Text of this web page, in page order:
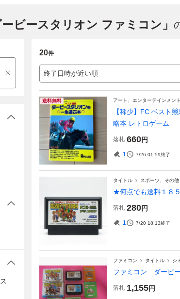
ービースタリオン ファミコン」
20件
終了日時が近い順
送料無料 アート、エンターテインメント
【稀少】FC ベスト
略本 レトロゲーム
落札 660円
1 7/26 01:59終了
タイトル スポーツ、その他
★何点でも送料１８
落札 280円
1 7/20 18:13終了
ファミコン タイトル シ
ファミコン ダービ
落札 1,155円